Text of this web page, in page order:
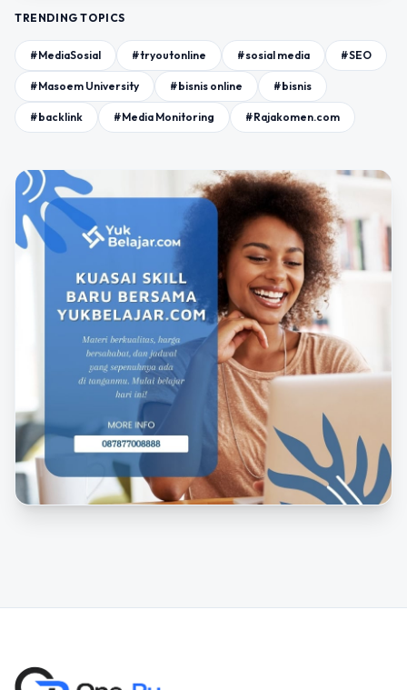
TRENDING TOPICS
#MediaSosial #tryoutonline #sosial media #SEO
#Masoem University #bisnis online #bisnis
#backlink #Media Monitoring #Rajakomen.com